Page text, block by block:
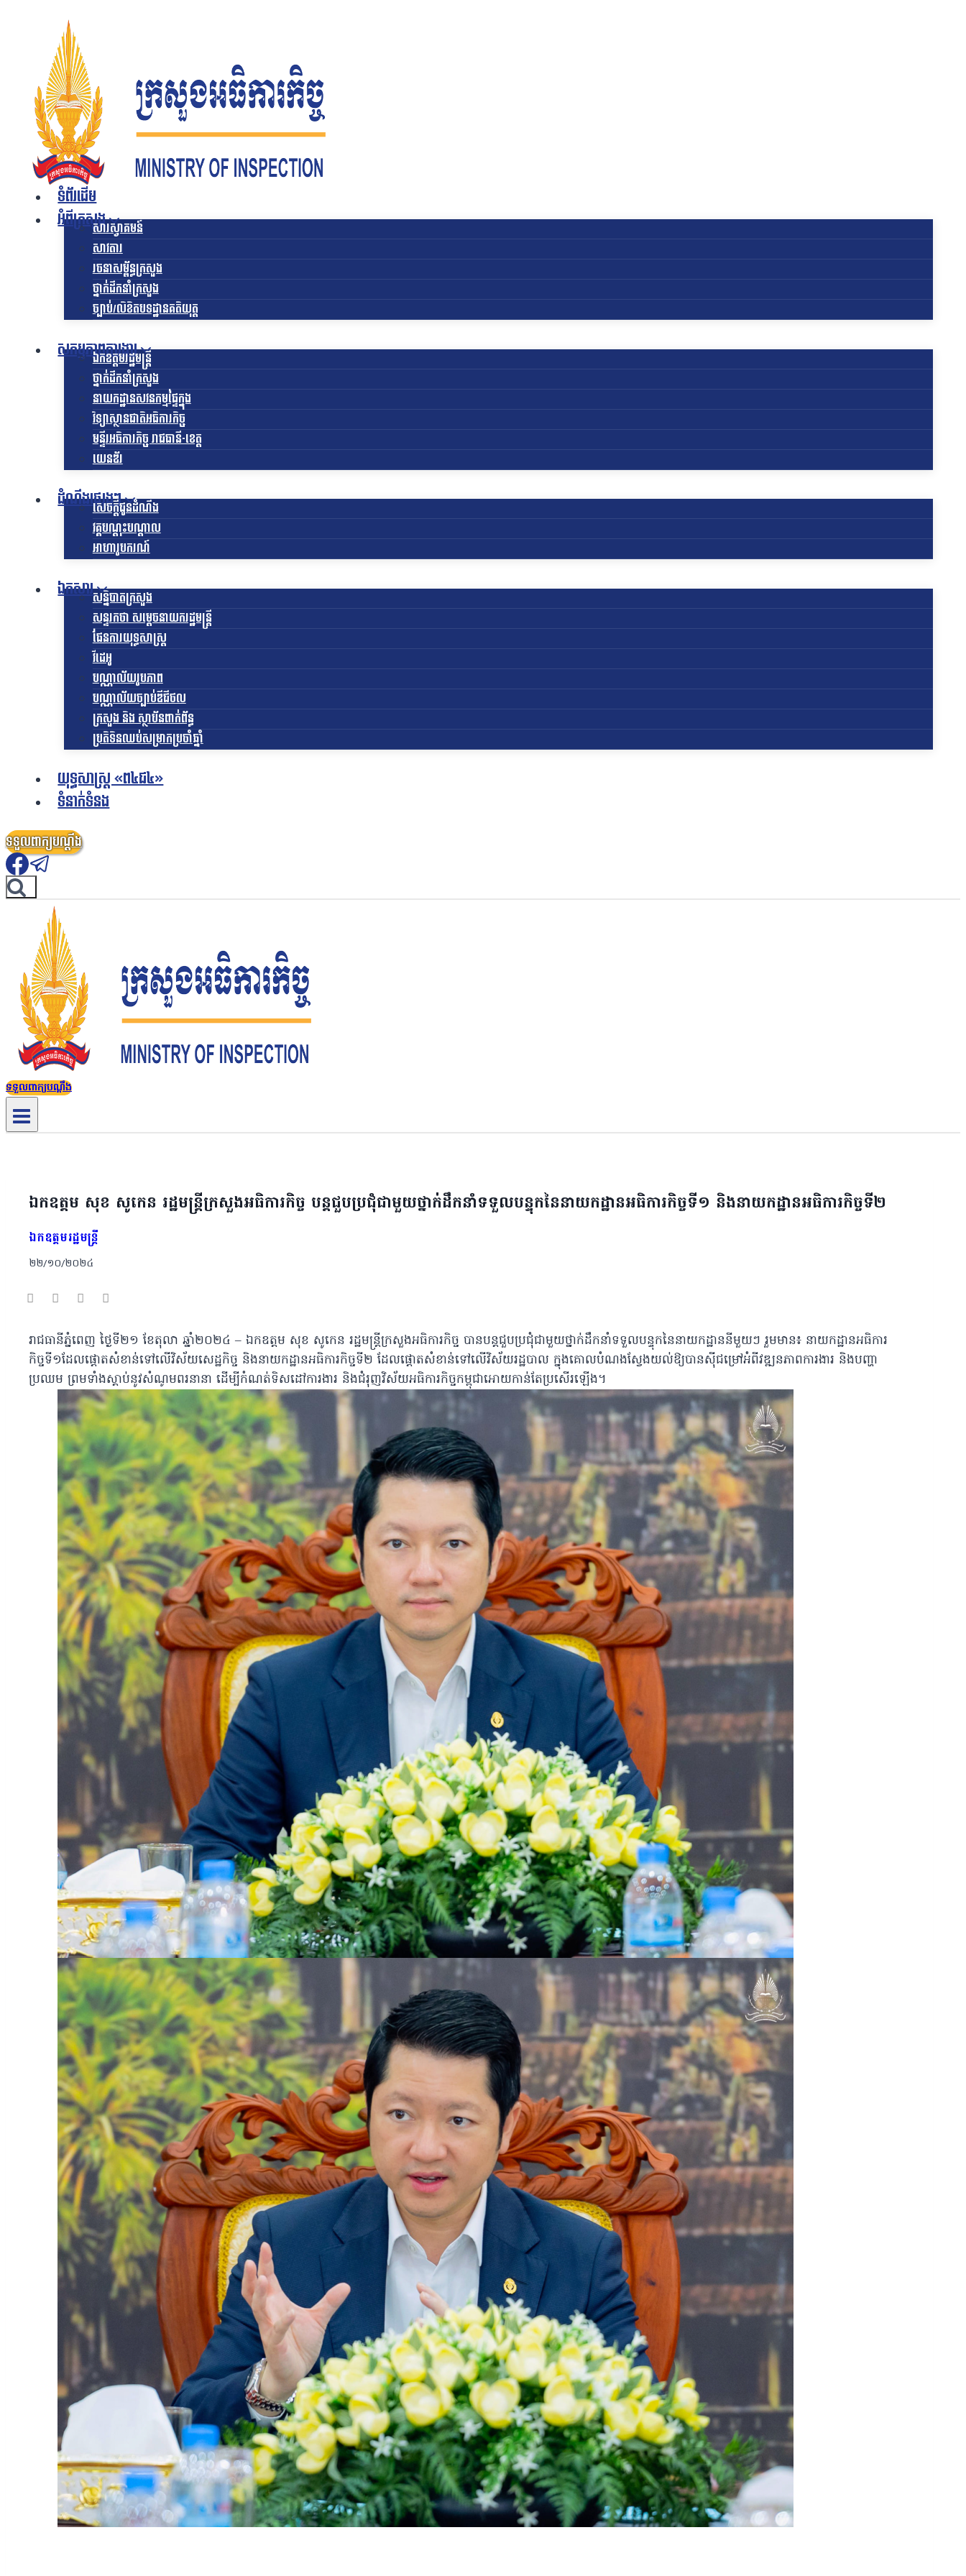
ទំព័រដើម
អំពីក្រសួងសារស្វាគមន៍
សាវតារ
រចនាសម្ព័ន្ធក្រសួង​
ថ្នាក់ដឹកនាំក្រសួង
ច្បាប់/លិខិតបទដ្ឋានគតិយុត្ត
សកម្មភាពការងារ
ឯកឧត្ដមរដ្ឋមន្ត្រី
ថ្នាក់ដឹកនាំក្រសួង
នាយកដ្ឋានសវនកម្មផ្ទៃក្នុង
វិទ្យាស្ថានជាតិអធិការកិច្ច
មន្ទីរអធិការកិច្ច រាជធានី-ខេត្ត
យេនឌ័រ
ដំណឹងផ្សេងៗសេចក្តីជូនដំណឹង
វគ្គបណ្តុះបណ្តាល
អាហារូបករណ៍
ឯកសារសន្និបាតក្រសួង
សន្ទរកថា សម្តេចនាយករដ្ឋមន្ត្រី
ផែនការយុទ្ធសាស្រ្ត
វីដេអូ
បណ្ណាល័យរូបភាព
បណ្ណាល័យច្បាប់ឌីជីថល
ក្រសួង និង ស្ថាប័នពាក់ព័ន្ធ
ប្រតិទិនឈប់សម្រាកប្រចាំឆ្នាំ
យុទ្ធសាស្ត្រ «ព៤ជ៤»
ទំនាក់ទំនង
ទទួលពាក្យបណ្តឹង
ទទួលពាក្យបណ្តឹង
ឯកឧត្តម សុខ សូកេន រដ្ឋមន្ត្រីក្រសួងអធិការកិច្ច បន្តជួបប្រជុំជាមួយថ្នាក់ដឹកនាំទទួលបន្ទុកនៃនាយកដ្ឋានអធិការកិច្ចទី១ និងនាយកដ្ឋានអធិការកិច្ចទី២
ឯកឧត្ដមរដ្ឋមន្ត្រី
២២/១០/២០២៤
រាជធានីភ្នំពេញ ថ្ងៃទី២១ ខែតុលា ឆ្នាំ២០២៤ – ឯកឧត្តម សុខ សូកេន រដ្ឋមន្ត្រីក្រសួងអធិការកិច្ច បានបន្តជួបប្រជុំជាមួយថ្នាក់ដឹកនាំទទួលបន្ទុកនៃនាយកដ្ឋាននីមួយៗ រួមមាន៖ នាយកដ្ឋានអធិការ
កិច្ចទី១ដែលផ្ដោតសំខាន់ទៅលើវិស័យសេដ្ឋកិច្ច និងនាយកដ្ឋានអធិការកិច្ចទី២ ដែលផ្ដោតសំខាន់ទៅលើវិស័យរដ្ឋបាល ក្នុងគោលបំណងស្វែងយល់ឱ្យបានស៊ីជម្រៅអំពីវឌ្ឍនភាពការងារ និងបញ្ហា
ប្រឈម ព្រមទាំងស្ដាប់នូវសំណូមពរនានា ដើម្បីកំណត់ទិសដៅការងារ និងជំរុញវិស័យអធិការកិច្ចកម្ពុជាអោយកាន់តែប្រសើរឡើង។